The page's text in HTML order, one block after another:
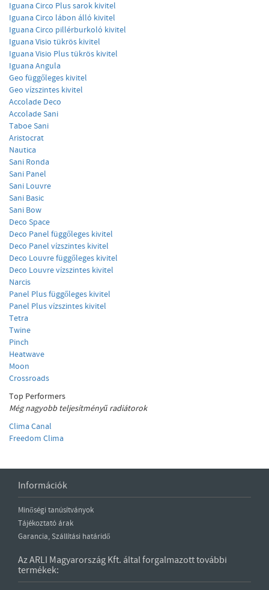
Iguana Circo Plus sarok kivitel
Iguana Circo lábon álló kivitel
Iguana Circo pillérburkoló kivitel
Iguana Visio tükrös kivitel
Iguana Visio Plus tükrös kivitel
Iguana Angula
Geo függőleges kivitel
Geo vízszintes kivitel
Accolade Deco
Accolade Sani
Taboe Sani
Aristocrat
Nautica
Sani Ronda
Sani Panel
Sani Louvre
Sani Basic
Sani Bow
Deco Space
Deco Panel függőleges kivitel
Deco Panel vízszintes kivitel
Deco Louvre függőleges kivitel
Deco Louvre vízszintes kivitel
Narcis
Panel Plus függőleges kivitel
Panel Plus vízszintes kivitel
Tetra
Twine
Pinch
Heatwave
Moon
Crossroads
Top Performers
Még nagyobb teljesítményű radiátorok
Clima Canal
Freedom Clima
Információk
Minőségi tanúsítványok
Tájékoztató árak
Garancia, Szállítási határidő
Az ARLI Magyarország Kft. által forgalmazott további
termékek: